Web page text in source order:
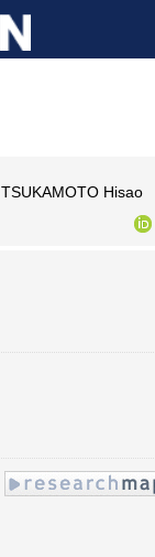
TSUKAMOTO Hisao